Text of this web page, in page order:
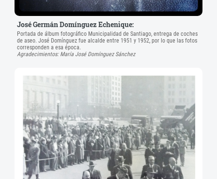
José Germán Domínguez Echenique:
Portada de álbum fotográfico Municipalidad de Santiago, entrega de coches
de aseo. José Domínguez fue alcalde entre 1951 y 1952, por lo que las fotos
corresponden a esa época.
Agradecimientos: María José Domínguez Sánchez